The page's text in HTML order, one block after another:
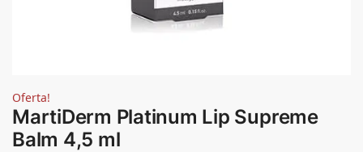
Oferta!
MartiDerm Platinum Lip Supreme
Balm 4,5 ml